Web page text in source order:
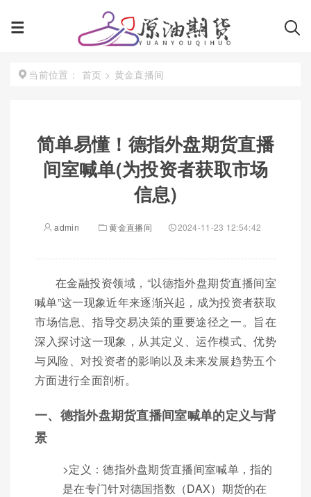
当前位置： 首页 > 黄金直播间
简单易懂！德指外盘期货直播
间室喊单(为投资者获取市场
信息)
admin 黄金直播间 2024-11-23 12:54:42
在金融投资领域，“以德指外盘期货直播间室
喊单”这一现象近年来逐渐兴起，成为投资者获取
市场信息、指导交易决策的重要途径之一。旨在
深入探讨这一现象，从其定义、运作模式、优势
与风险、对投资者的影响以及未来发展趋势五个
方面进行全面剖析。
一、德指外盘期货直播间室喊单的定义与背
景
>定义：德指外盘期货直播间室喊单，指的
是在专门针对德国指数（DAX）期货的在